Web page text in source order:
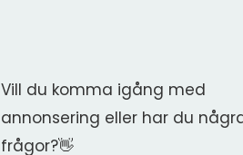
Vill du komma igång med
annonsering eller har du
frågor?👋